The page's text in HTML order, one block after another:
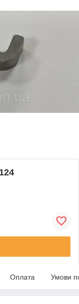
Оплата Умови